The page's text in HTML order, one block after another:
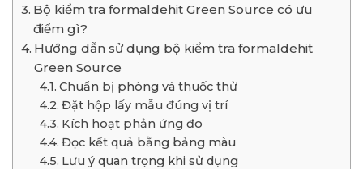
Bộ kiểm tra formaldehit Green Source có ưu
điểm gì?
Hướng dẫn sử dụng bộ kiểm tra formaldehit
Green Source
Chuẩn bị phòng và thuốc thử
Đặt hộp lấy mẫu đúng vị trí
Kích hoạt phản ứng đo
Đọc kết quả bằng bảng màu
Lưu ý quan trọng khi sử dụng